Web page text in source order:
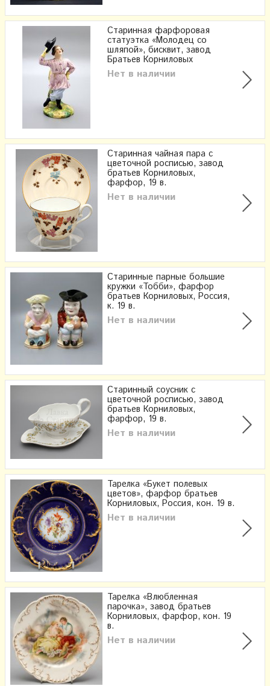
Старинная фарфоровая
статуэтка «Молодец со
шляпой», бисквит, завод
Братьев Корниловых
Нет в наличии
Старинная чайная пара с
цветочной росписью, завод
братьев Корниловых,
фарфор, 19 в.
Нет в наличии
Старинные парные большие
кружки «Тобби», фарфор
братьев Корниловых, Россия,
к. 19 в.
Нет в наличии
Старинный соусник с
цветочной росписью, завод
братьев Корниловых,
фарфор, 19 в.
Нет в наличии
Тарелка «Букет полевых
цветов», фарфор братьев
Корниловых, Россия, кон. 19 в.
Нет в наличии
Тарелка «Влюбленная
парочка», завод братьев
Корниловых, фарфор, кон. 19
в.
Нет в наличии